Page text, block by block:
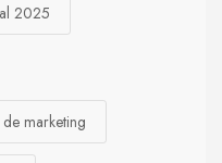
2025
marketing